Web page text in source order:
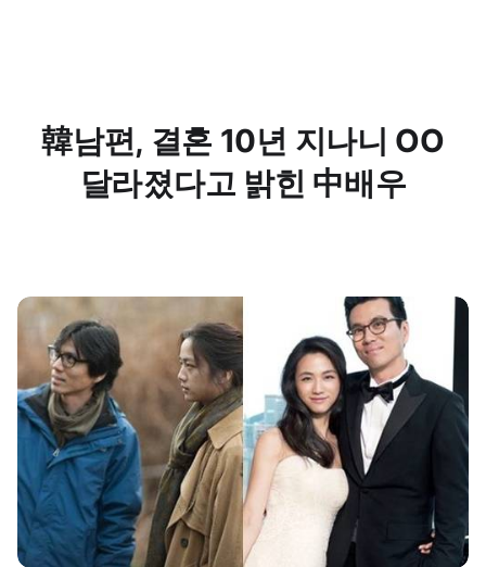
韓남편, 결혼 10년 지나니 OO
달라졌다고 밝힌 中배우